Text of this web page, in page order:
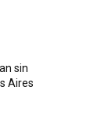
sin
Aires